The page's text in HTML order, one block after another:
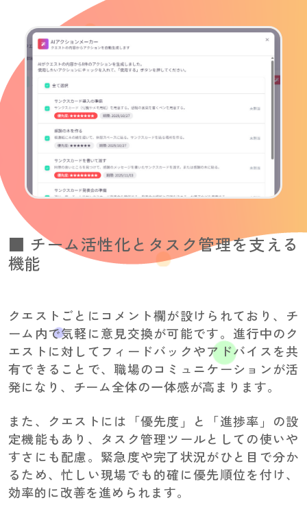
■ チーム活性化とタスク管理を支える
機能
クエストごとにコメント欄が設けられており、チ
ーム内で気軽に意見交換が可能です。進行中のク
エストに対してフィードバックやアドバイスを共
有できることで、職場のコミュニケーションが活
発になり、チーム全体の一体感が高まります。
また、クエストには「優先度」と「進捗率」の設
定機能もあり、タスク管理ツールとしての使いや
すさにも配慮。緊急度や完了状況がひと目で分か
るため、忙しい現場でも的確に優先順位を付け、
効率的に改善を進められます。